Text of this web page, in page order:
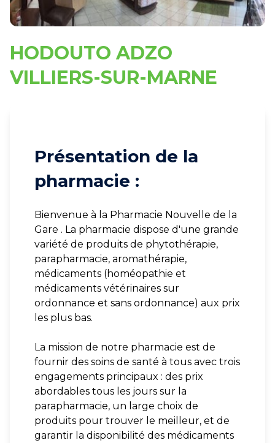
HODOUTO ADZO
VILLIERS-SUR-MARNE
Présentation de la
pharmacie :
Bienvenue à la Pharmacie Nouvelle de la
Gare . La pharmacie dispose d'une grande
variété de produits de phytothérapie,
parapharmacie, aromathérapie,
médicaments (homéopathie et
médicaments vétérinaires sur
ordonnance et sans ordonnance) aux prix
les plus bas.
La mission de notre pharmacie est de
fournir des soins de santé à tous avec trois
engagements principaux : des prix
abordables tous les jours sur la
parapharmacie, un large choix de
produits pour trouver le meilleur, et de
garantir la disponibilité des médicaments